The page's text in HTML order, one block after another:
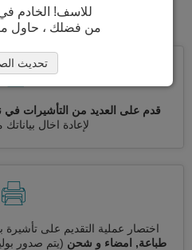
عملية الحصول على
قدم على العديد من التأشيرات
لإعادة اخال
اختصار عملية التقديم على تأشيرة
طباعة, امضاء و شحن (يتم صدور
للاسف! الخادم
من فضلك ، حاول
تحديث